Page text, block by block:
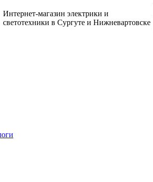
Интернет-магазин электрики и
светотехники в Сургуте и Нижневартовске